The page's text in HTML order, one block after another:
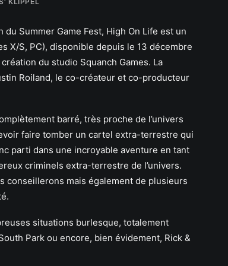
Summer Game Fest, High On Life est un
X/S, PC), disponible depuis le 13 décembre
du studio Squanch Games. La
Roiland, le co-créateur et co-producteur
barré, très proche de l’univers
faire tomber un cartel extra-terrestre qui
parti dans une incroyable aventure en tant
criminels extra-terrestre de l’univers.
conseillerons mais également de plusieurs
situations burlesque, totalement
Park ou encore, bien évidement, Rick &